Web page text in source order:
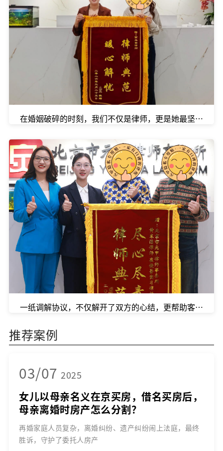
在婚姻破碎的时刻，我们不仅是律师，更是她最坚实的后
一纸调解协议，不仅解开了双方的心结，更帮助客户成
推荐案例
03/07 2025
女儿以母亲名义在京买房，借名买房后，
母亲离婚时房产怎么分割？
再婚家庭人员复杂，离婚纠纷、遗产纠纷闹上法庭，最终
胜诉，守护了委托人房产